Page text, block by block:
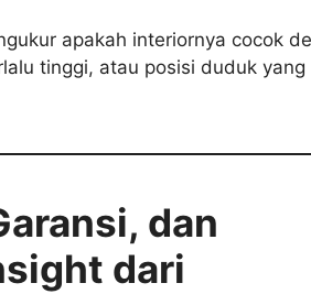
apakah interiornya cocok
tinggi, atau posisi duduk yang
dan
dari